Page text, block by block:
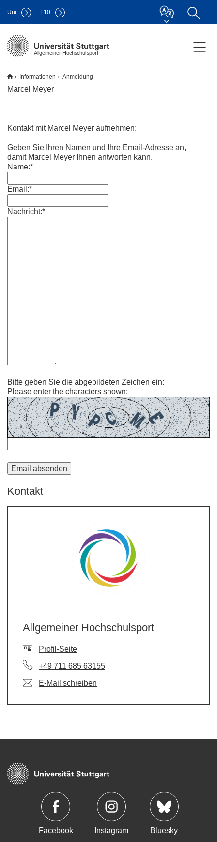
Allgemeiner Hochschulsport
Uni F10
Informationen Anmeldung
Marcel Meyer
Kontakt mit Marcel Meyer aufnehmen:
Geben Sie Ihren Namen und Ihre Email-Adresse an,
damit Marcel Meyer Ihnen antworten kann.
Name:*
Email:*
Nachricht:*
Bitte geben Sie die abgebildeten Zeichen ein:
Please enter the characters shown:
Kontakt
Allgemeiner Hochschulsport
Profil-Seite
+49 711 685 63155
E-Mail schreiben
Facebook Instagram Bluesky